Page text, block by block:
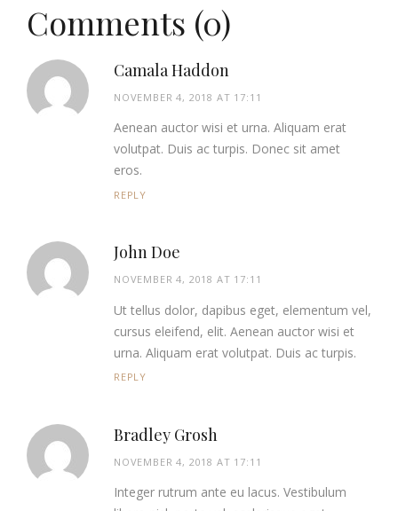
Comments (0)
Camala Haddon
NOVEMBER 4, 2018 AT 17:11
Aenean auctor wisi et urna. Aliquam erat
volutpat. Duis ac turpis. Donec sit amet
eros.
REPLY
John Doe
NOVEMBER 4, 2018 AT 17:11
Ut tellus dolor, dapibus eget, elementum vel,
cursus eleifend, elit. Aenean auctor wisi et
urna. Aliquam erat volutpat. Duis ac turpis.
REPLY
Bradley Grosh
NOVEMBER 4, 2018 AT 17:11
Integer rutrum ante eu lacus. Vestibulum